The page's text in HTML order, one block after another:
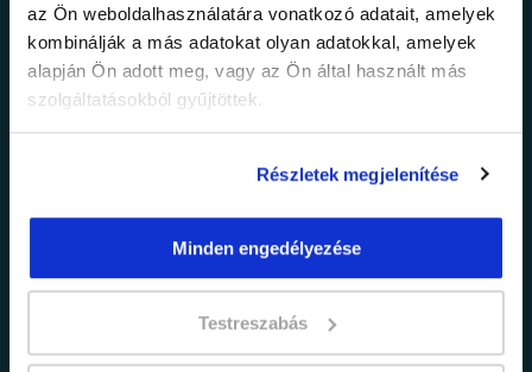
az Ön weboldalhasználatára vonatkozó adatait, amelyek
kombinálják a más adatokat olyan adatokkal, amelyek
alapján Ön adott meg, vagy az Ön által használt más
szolgáltatásokból gyűjtöttek.
Részletek megjelenítése
Minden engedélyezése
Testreszabás
Értesülj elsőként legújabb tanfolyamainkról,
legfrissebb híreinkről és időszakos
promócióinkról.
adatkezelési tájékoztatóban